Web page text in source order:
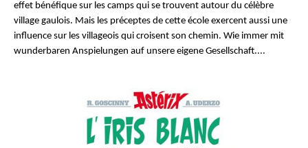
effet bénéfique sur les camps qui se trouvent autour du célèbre
village gaulois. Mais les préceptes de cette école exercent aussi une
influence sur les villageois qui croisent son chemin. Wie immer mit
wunderbaren Anspielungen auf unsere eigene Gesellschaft....